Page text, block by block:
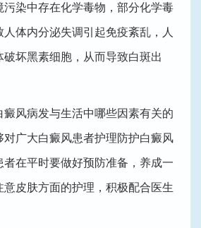
污染中存在化学毒物，部分化学毒
体内分泌失调引起免疫紊乱，人
坏黑素细胞，从而导致白斑出
风病发与生活中哪些因素有关的
对广大白癜风患者护理防护白癜风
在平时要做好预防准备，养成一
皮肤方面的护理，积极配合医生